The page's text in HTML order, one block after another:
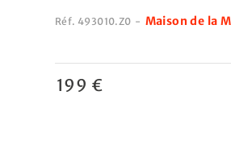
Réf. 493010.Z0 - Maison de la
199 €